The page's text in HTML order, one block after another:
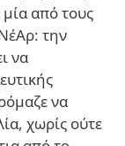
μία από τους
την
να
να
χωρίς ούτε